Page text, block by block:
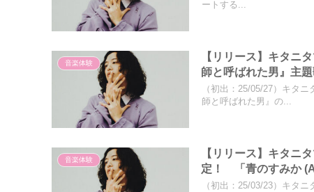
ートする...
音楽体験
【リリース】キタニ
師と呼ばれた男』主題
（初出：25/05/27）キタ
師と呼ばれた男』の...
音楽体験
【リリース】キタニ
定！ 「青のすみか
（初出：25/03/23）キタ